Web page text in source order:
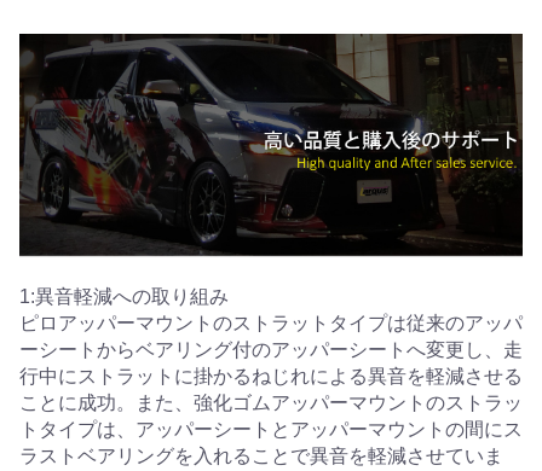
1:異音軽減への取り組み
ピロアッパーマウントのストラットタイプは従来のアッパ
ーシートからベアリング付のアッパーシートへ変更し、走
行中にストラットに掛かるねじれによる異音を軽減させる
ことに成功。また、強化ゴムアッパーマウントのストラッ
トタイプは、アッパーシートとアッパーマウントの間にス
ラストベアリングを入れることで異音を軽減させていま